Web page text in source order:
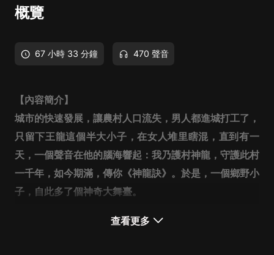
概覽
67 小時 33 分鐘 470 聲音
【內容簡介】
城市的快速發展，讓農村人口流失，男人都進城打工了，
只留下王龍這個半大小子，在女人堆里瞎混，直到有一
天，一個聲音在他的腦海響起：我乃護村神龍，守護此村
一千年，如今期滿，傳你《神龍訣》。 於是，一個鄉野小
子，自此多了個神奇大舞臺。
全聲線，主青年音。聲音溫潤如玉，沁人心脾，極
查看更多